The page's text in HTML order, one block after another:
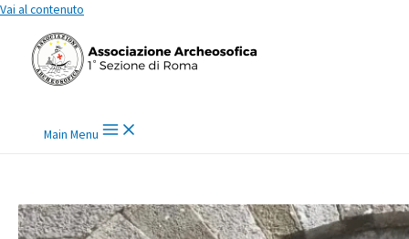
Vai al contenuto
Main Menu